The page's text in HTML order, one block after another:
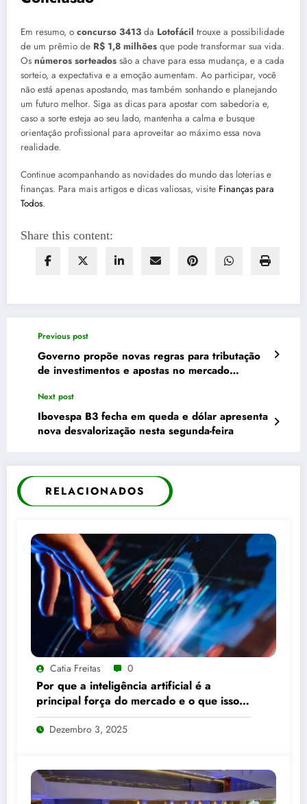
Em resumo, o concurso 3413 da Lotofácil trouxe a possibilidade
de um prêmio de R$ 1,8 milhões que pode transformar sua vida.
Os números sorteados são a chave para essa mudança, e a cada
sorteio, a expectativa e a emoção aumentam. Ao participar, você
não está apenas apostando, mas também sonhando e planejando
um futuro melhor. Siga as dicas para apostar com sabedoria e,
caso a sorte esteja ao seu lado, mantenha a calma e busque
orientação profissional para aproveitar ao máximo essa nova
realidade.
Continue acompanhando as novidades do mundo das loterias e
finanças. Para mais artigos e dicas valiosas, visite Finanças para
Todos.
Share this content:
Previous post
Governo propõe novas regras para tributação
de investimentos e apostas no mercado
Next post
Ibovespa B3 fecha em queda e dólar apresenta
nova desvalorização nesta segunda-feira
RELACIONADOS
Catia Freitas 0
Por que a inteligência artificial é a
principal força do mercado e o que isso
significa para seus investimentos
Dezembro 3, 2025